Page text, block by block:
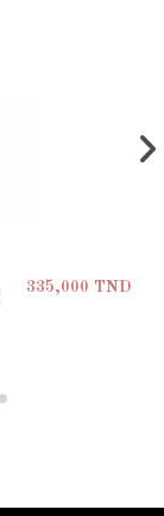
335,000 TND